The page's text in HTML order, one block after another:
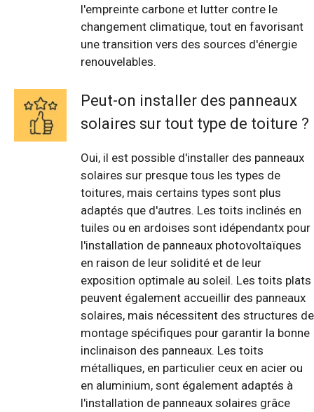
l'empreinte carbone et lutter contre le
changement climatique, tout en favorisant
une transition vers des sources d'énergie
renouvelables.
Peut-on installer des panneaux
solaires sur tout type de toiture ?
Oui, il est possible d'installer des panneaux
solaires sur presque tous les types de
toitures, mais certains types sont plus
adaptés que d'autres. Les toits inclinés en
tuiles ou en ardoises sont idépendantx pour
l'installation de panneaux photovoltaïques
en raison de leur solidité et de leur
exposition optimale au soleil. Les toits plats
peuvent également accueillir des panneaux
solaires, mais nécessitent des structures de
montage spécifiques pour garantir la bonne
inclinaison des panneaux. Les toits
métalliques, en particulier ceux en acier ou
en aluminium, sont également adaptés à
l'installation de panneaux solaires grâce